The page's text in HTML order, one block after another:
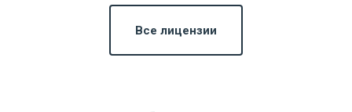
Все лицензии